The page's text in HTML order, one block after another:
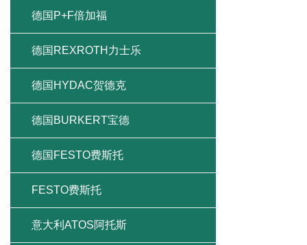
德国P+F倍加福
德国REXROTH力士乐
德国HYDAC贺德克
德国BURKERT宝德
德国FESTO费斯托
FESTO费斯托
意大利ATOS阿托斯